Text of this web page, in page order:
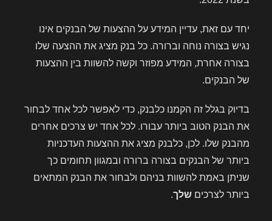
יחד עם זאת, עדיין המידע על ההצעות של הבנקים אינו
נגיש בצורה נוחה וברורה. כל בנק מציג את ההצעה שלו
בצורה אחרת, המידע מפוזר וקשה להשוות בין ההצעות
של הבנקים.
בדיוק בגלל זה הקמנו כלבנק, כדי לאפשר לכל אחד לבחור
את הבנק הטוב ביותר עבורו. לכל אחד יש צרכים אחרים
מהבנק שלו. לכן, כלבנק מציג את ההצעות העדכניות
ביותר של הבנקים בצורה ברורה ובמגוון תחומים כך
שניתן באמת להשוות בניהם ולבחור את הבנק המתאים
ביותר לצרכיםשלך.